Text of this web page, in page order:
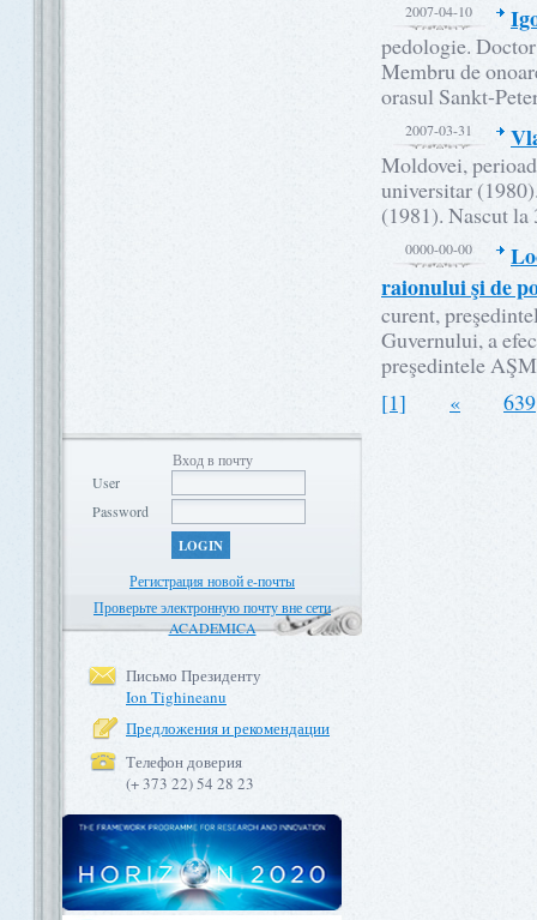
Вход в почту
User
Password
LOGIN
Регистрация новой е-почты
Проверьте электронную почту вне сети
ACADEMICA
Письмо Президенту
Ion Tighineanu
Предложения и рекомендации
Телефон доверия
(+ 373 22) 54 28 23
2007-04-10
pedologie.
Membru de
orasul Sankt-
2007-03-31
Moldovei,
universitar
(1981). Nascut
0000-00-00
raionului şi de
curent,
Guvernului, a
preşedintele
[1]
« 639